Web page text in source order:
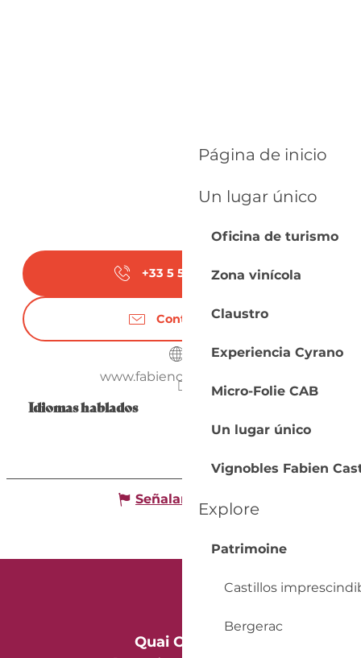
Página de inicio
Un lugar único
Oficina de turismo
Zona vinícola
Claustro
Experiencia Cyrano
Micro-Folie CAB
Un lugar único
Vignobles Fabien
Explore
Patrimoine
Castillos
Bergerac
+33 5 53 58 41▒▒
Contáctenos
www.fabiencastaing.com
Idiomas hablados
Idiomas hablados
Señalar un error
Quai Cyrano